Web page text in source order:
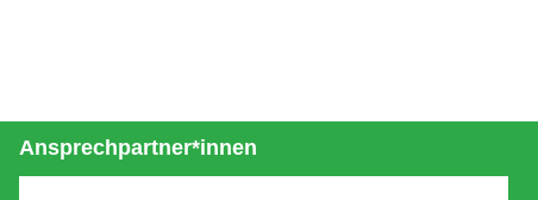
Ansprechpartner*innen